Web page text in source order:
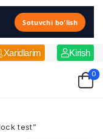
Sotuvchi bo'lish
Xaridlarim Kirish
0
test”